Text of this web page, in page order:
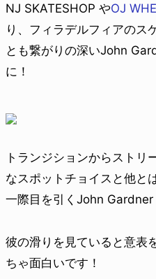
NJ SKATESHOP やOJ
り、フィラデルフィアのス
とも繋がりの深いJohn
に！
トランジションからストリ
なスポットチョイスと他と
一際目を引くJohn Gardner
彼の滑りを見ていると意表
ちゃ面白いです！